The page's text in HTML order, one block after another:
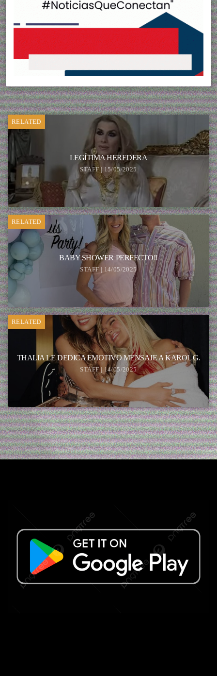
RELATED
LEGÍTIMA HEREDERA
STAFF | 15/05/2025
RELATED
BABY SHOWER PERFECTO!!
STAFF | 14/05/2025
RELATED
THALIA LE DEDICA EMOTIVO MENSAJE A KAROL G.
STAFF | 14/05/2025